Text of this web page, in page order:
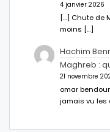
4 janvier 2026
[…] Chute de
moins […]
Hachim
Maghreb :
21 novembre
omar
jamais vu les